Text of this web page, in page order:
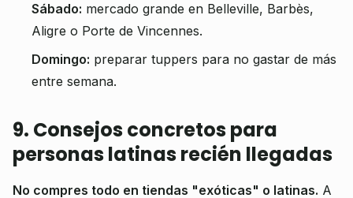
Sábado: mercado grande en Belleville, Barbès,
Aligre o Porte de Vincennes.
Domingo: preparar tuppers para no gastar de más
entre semana.
9. Consejos concretos para
personas latinas recién llegadas
No compres todo en tiendas "exóticas" o latinas. A